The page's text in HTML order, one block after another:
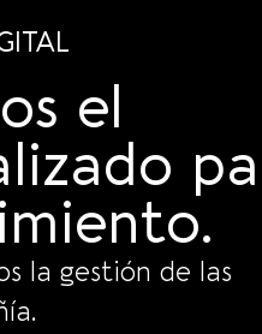
el
la gestión de las